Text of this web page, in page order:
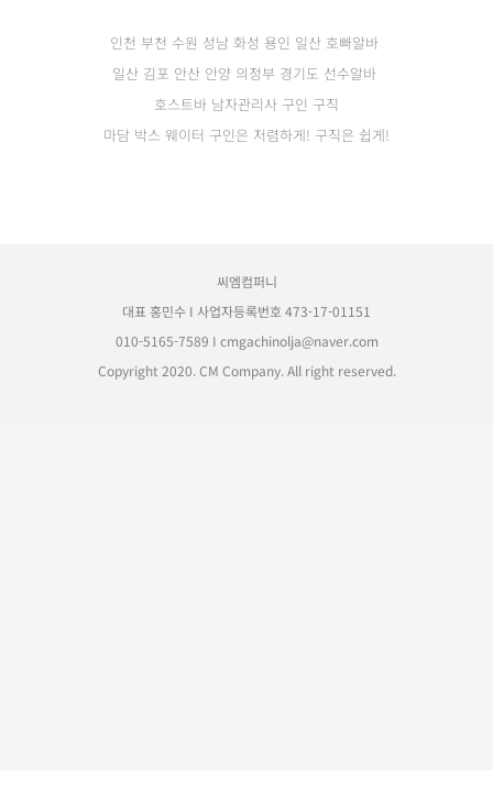
인천 부천 수원 성남 화성 용인 일산 호빠알바
일산 김포 안산 안양 의정부 경기도 선수알바
호스트바 남자관리사 구인 구직
마담 박스 웨이터 구인은 저렴하게! 구직은 쉽게!
씨엠컴퍼니
대표 홍민수 I 사업자등록번호 473-17-01151
010-5165-7589 I cmgachinolja@naver.com
Copyright 2020. CM Company. All right reserved.